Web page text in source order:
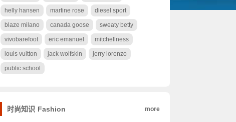
helly hansen martine rose diesel sport
blaze milano canada goose sweaty betty
vivobarefoot eric emanuel mitchellness
louis vuitton jack wolfskin jerry lorenzo
public school
时尚知识 Fashion more